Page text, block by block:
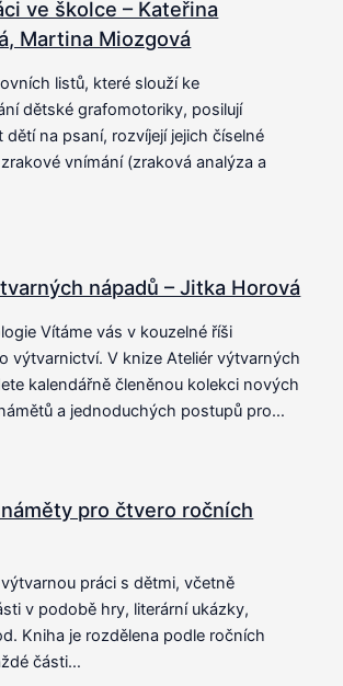
ve školce – Kateřina
Martina Miozgová
listů, které slouží ke
dětské grafomotoriky, posilují
dětí na psaní, rozvíjejí jejich číselné
vnímání (zraková analýza a
nápadů – Jitka Horová
Vítáme vás v kouzelné říši
výtvarnictví. V knize Ateliér výtvarných
kalendářně členěnou kolekci nových
a jednoduchých postupů pro…
pro čtvero ročních
práci s dětmi, včetně
v podobě hry, literární ukázky,
Kniha je rozdělena podle ročních
části…